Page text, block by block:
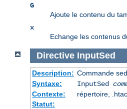
G
Ajoute le contenu du
x
Echange les contenus
Directive InputSed
Description: Commande
Syntaxe:
InputSed
Contexte:
répertoire,
Statut: